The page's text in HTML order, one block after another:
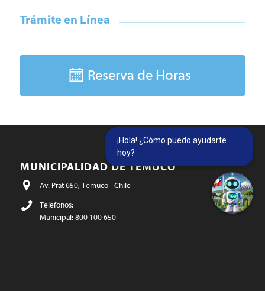
Trámite en Línea
Reserva de Horas
MUNICIPALIDAD DE TEMUCO
Av. Prat 650, Temuco - Chile
Teléfonos:
Municipal: 800 100 650
¡Hola! ¿Cómo puedo ayudarte
hoy?